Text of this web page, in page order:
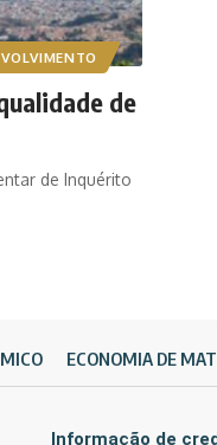
de
de Inquérito
ECONOMIA DE
Informação de